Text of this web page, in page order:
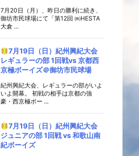
7月20日（月）、昨日の勝利に続き、
御坊市民球場にて「第12回 ㈱HESTA
大倉 ...
7月19日（日）紀州興紀大会
レギュラーの部 1回戦vs 京都西
京極ボーイズ＠御坊市民球場
紀州興紀大会、レギュラーの部がいよ
いよ開幕。 初戦の相手は京都の強
豪・西京極ボー ...
7月19日（日）紀州興紀大会
ジュニアの部 1回戦 vs 和歌山南
紀ボーイズ